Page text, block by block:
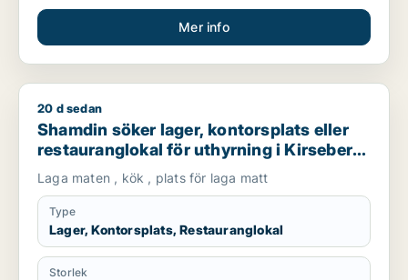
Mer info
Shamdin söker lager, kontorsplats eller restauranglokal för
20 d sedan
Shamdin söker lager, kontorsplats eller
restauranglokal för uthyrning i Kirseberg,
Husie eller Fosie m.fl.
Laga maten , kök , plats för laga matt
Type
Lager, Kontorsplats, Restauranglokal
Storlek